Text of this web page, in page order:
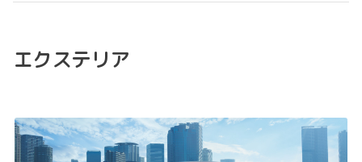
エクステリア